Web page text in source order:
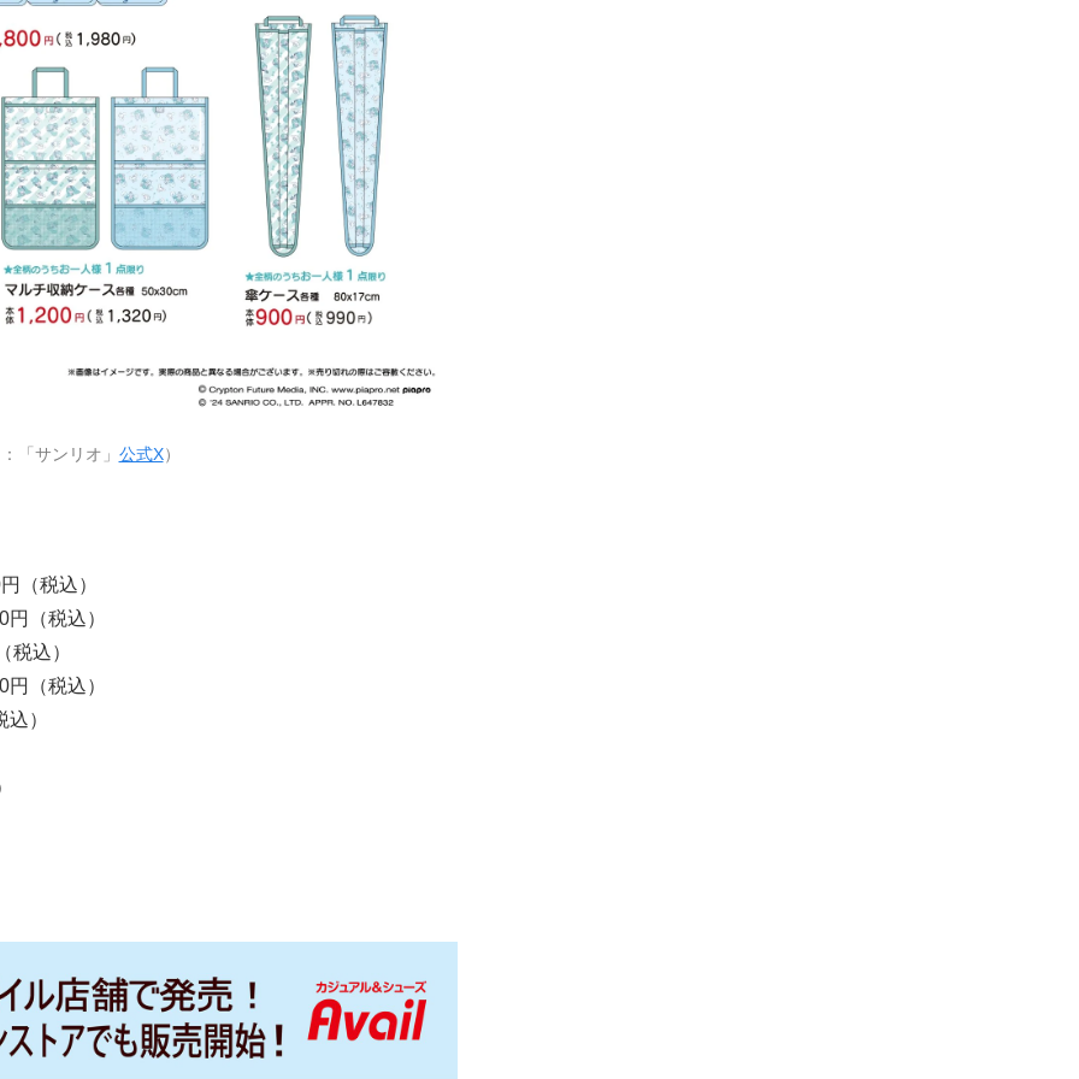
「サンリオ」 公式X）
（税込）
（税込）
税込）
（税込）
）